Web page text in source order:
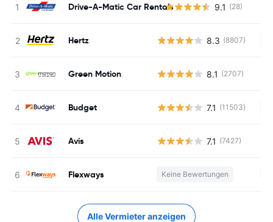
Drive-A-Matic Car Rentals 9.1 (28)
Hertz 8.3 (8807)
Green Motion 8.1 (2707)
Budget 7.1 (11503)
Avis 7.1 (7427)
Flexways Keine Bewertungen
Alle Vermieter anzeigen